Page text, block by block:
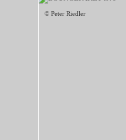
© Peter Riedler